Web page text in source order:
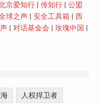
京爱知行| 传知行| 公盟
球之声| 安全工具箱
西
| 对话基金会 玫瑰中国
人权捍卫者